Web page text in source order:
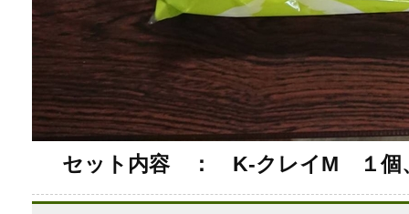
セット内容 ： K-クレイM １個